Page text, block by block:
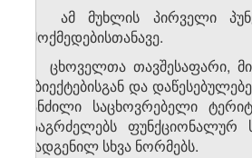
3. ამ მუხლის პირველი
ამოქმედებისთანავე.
4. ცხოველთა თავშესაფარი,
ობიექტებისგან და
მანძილი საცხოვრებელი
გააგრძელებს
დადგენილ სხვა ნორმებს.